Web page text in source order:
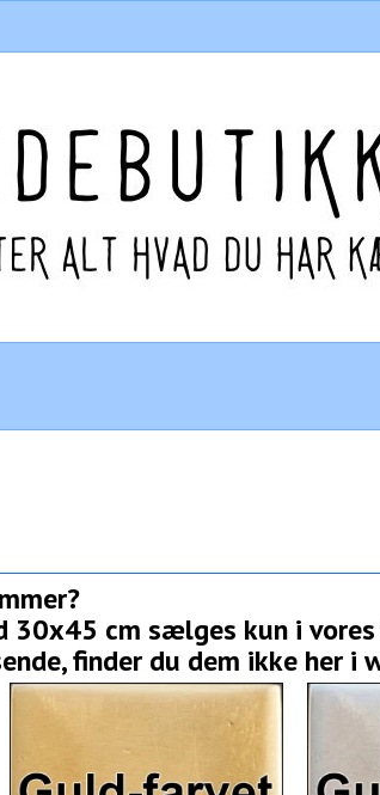
30x45 cm sælges kun i
finder du dem ikke her i